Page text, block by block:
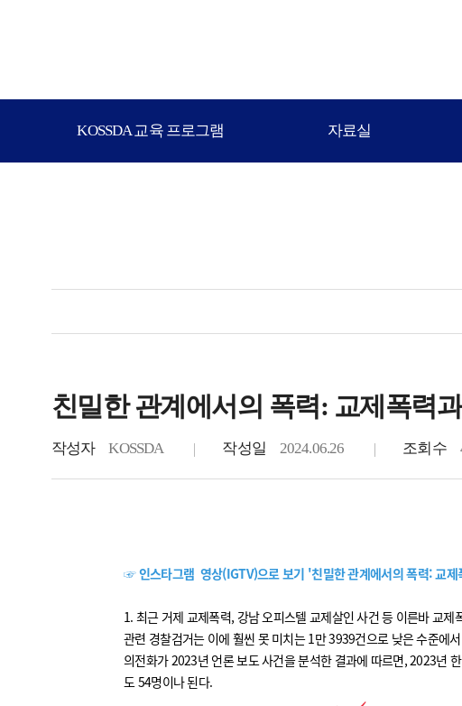
KOSSDA 교육 프로그램 자료실
친밀한 관계에서의 폭력: 교제폭력
작성자 KOSSDA 작성일 2024.06.26 조회수
☞ 인스타그램 영상(IGTV)으로 보기 '친밀한 관계에서의 폭력: 교제
1. 최근 거제 교제폭력, 강남 오피스텔 교제살인 사건 등 이른바 교
관련 경찰검거는 이에 훨씬 못 미치는 1만 3939건으로 낮은 수준에
의전화가 2023년 언론 보도 사건을 분석한 결과에 따르면, 2023년
도 54명이나 된다.